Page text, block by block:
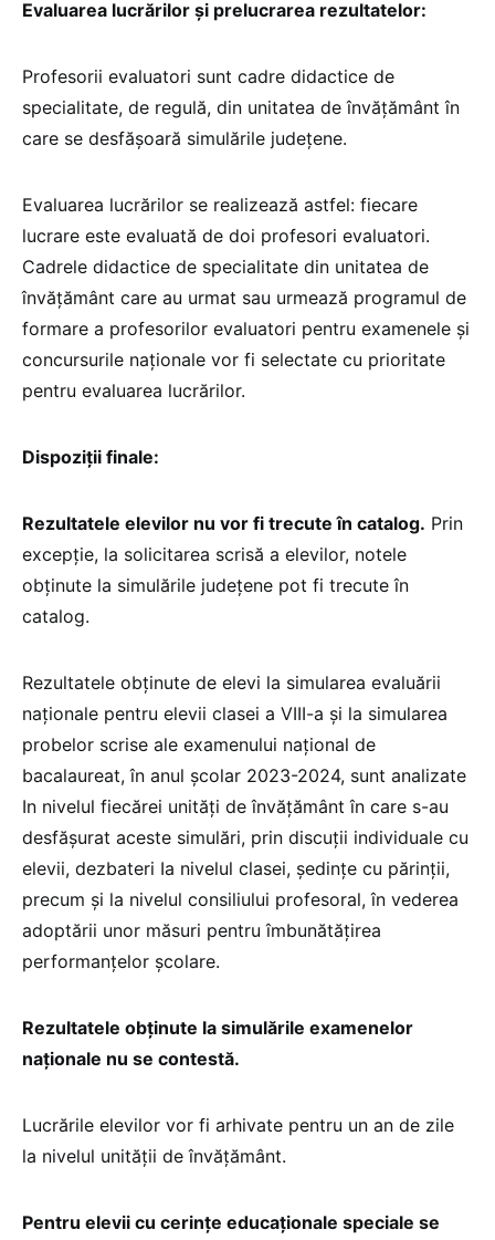
Evaluarea lucrărilor și prelucrarea rezultatelor:
Profesorii evaluatori sunt cadre didactice de
specialitate, de regulă, din unitatea de învăţământ în
care se desfășoară simulările județene.
Evaluarea lucrărilor se realizează astfel: fiecare
lucrare este evaluată de doi profesori evaluatori.
Cadrele didactice de specialitate din unitatea de
învăţământ care au urmat sau urmează programul de
formare a profesorilor evaluatori pentru examenele și
concursurile naționale vor fi selectate cu prioritate
pentru evaluarea lucrărilor.
Dispoziții finale:
Rezultatele elevilor nu vor fi trecute în catalog. Prin
excepție, la solicitarea scrisă a elevilor, notele
obținute la simulările județene pot fi trecute în
catalog.
Rezultatele obținute de elevi la simularea evaluării
naționale pentru elevii clasei a VIII-a și la simularea
probelor scrise ale examenului național de
bacalaureat, în anul şcolar 2023-2024, sunt analizate
In nivelul fiecărei unități de învăţământ în care s-au
desfăşurat aceste simulări, prin discuții individuale cu
elevii, dezbateri Ia nivelul clasei, ședințe cu părinții,
precum și la nivelul consiliului profesoral, în vederea
adoptării unor măsuri pentru îmbunătăţirea
performanțelor școlare.
Rezultatele obținute la simulările examenelor
naționale nu se contestă.
Lucrările elevilor vor fi arhivate pentru un an de zile
la nivelul unității de învățământ.
Pentru elevii cu cerințe educaționale speciale se